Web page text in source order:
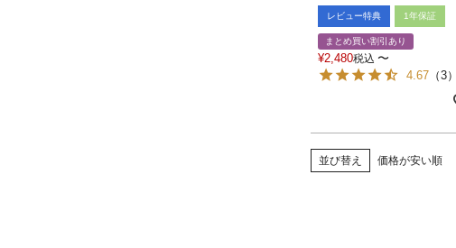
レビュー特典 1年保証
まとめ買い割引あり
¥2,480税込 〜
4.67 （3）
並び替え 価格が安い順